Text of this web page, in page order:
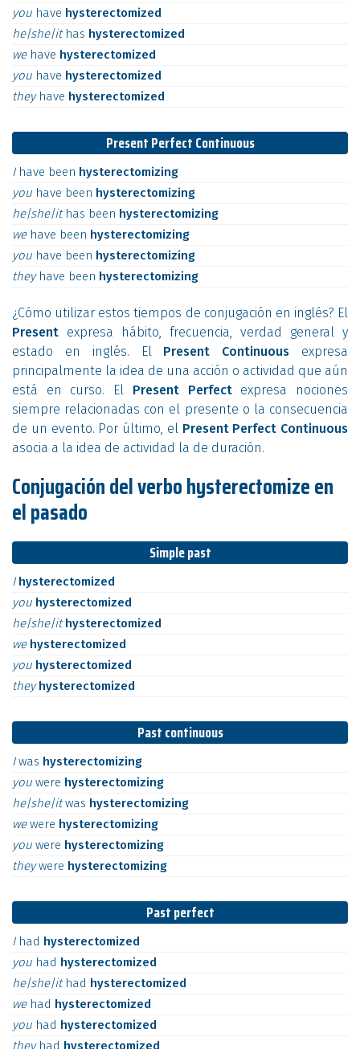
you have hysterectomized
he|she|it has hysterectomized
we have hysterectomized
you have hysterectomized
they have hysterectomized
Present Perfect Continuous
I have been hysterectomizing
you have been hysterectomizing
he|she|it has been hysterectomizing
we have been hysterectomizing
you have been hysterectomizing
they have been hysterectomizing
¿Cómo utilizar estos tiempos de conjugación en inglés? El
Present expresa hábito, frecuencia, verdad general y
estado en inglés. El Present Continuous expresa
principalmente la idea de una acción o actividad que aún
está en curso. El Present Perfectexpresa nociones
siempre relacionadas con el presente o la consecuencia
de un evento. Por último, el Present Perfect Continuous
asocia a la idea de actividad la de duración.
Conjugación del verbo hysterectomize en
el pasado
Simple past
I hysterectomized
you hysterectomized
he|she|ithysterectomized
we hysterectomized
you hysterectomized
theyhysterectomized
Past continuous
Iwas hysterectomizing
you were hysterectomizing
he|she|itwas hysterectomizing
wewere hysterectomizing
you were hysterectomizing
theywere hysterectomizing
Past perfect
I had hysterectomized
you had hysterectomized
he|she|it had hysterectomized
we had hysterectomized
you had hysterectomized
they had hysterectomized